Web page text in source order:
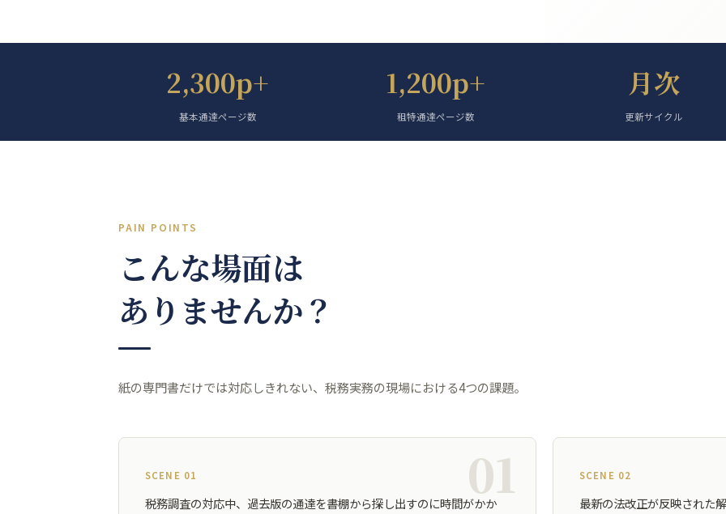
2,300p+
基本通達ページ数
1,200p+
租特通達ページ数
月次
更新サイクル
PAIN POINTS
こんな場面は
ありませんか？
紙の専門書だけでは対応しきれない、税務実務の現場における4つの課題。
01
SCENE 01
税務調査の対応中、過去版の通達を書棚から探し出すのに時間がかか
SCENE 02
最新の法改正が反映された